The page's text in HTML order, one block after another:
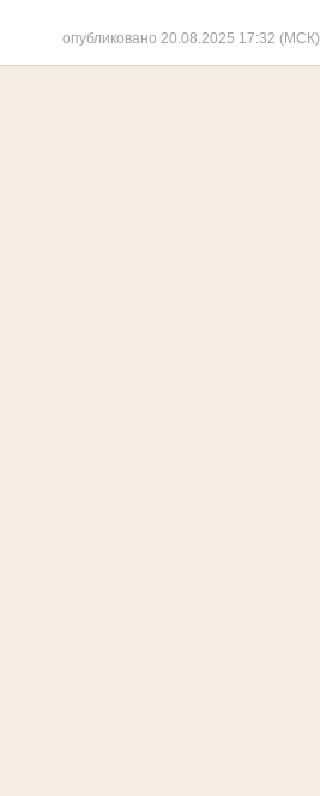
опубликовано 20.08.2025 17:32 (МСК)